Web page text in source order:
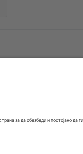
19713, United